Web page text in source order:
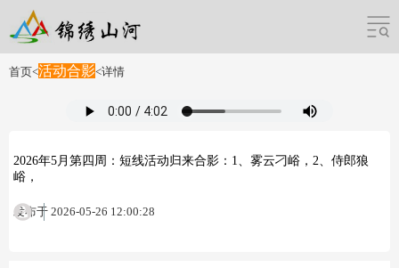
首页<活动合影<详情
2026年5月第四周：短线活动归来合影：1、雾云刁峪，2、侍郎狼
峪，
发布于 2026-05-26 12:00:28